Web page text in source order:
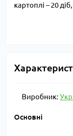
картоплі – 20
Виробник:
Основні